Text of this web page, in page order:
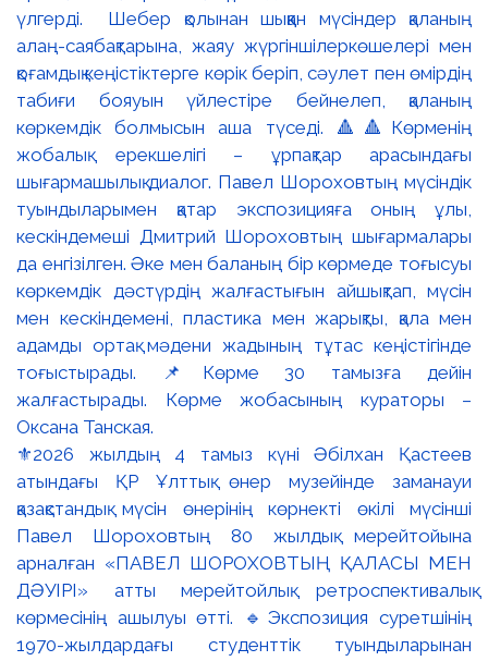
⚜️2026 жылдың 4 тамыз күні Әбілхан Қастеев
атындағы ҚР Ұлттық өнер музейінде заманауи
қазақстандық мүсін өнерінің көрнекті өкілі мүсінші
Павел Шороховтың 80 жылдық мерейтойына
арналған «ПАВЕЛ ШОРОХОВТЫҢ ҚАЛАСЫ МЕН
ДӘУІРІ» атты мерейтойлық ретроспективалық
көрмесінің ашылуы өтті. 🔹Экспозиция суретшінің
1970-жылдардағы студенттік туындыларынан